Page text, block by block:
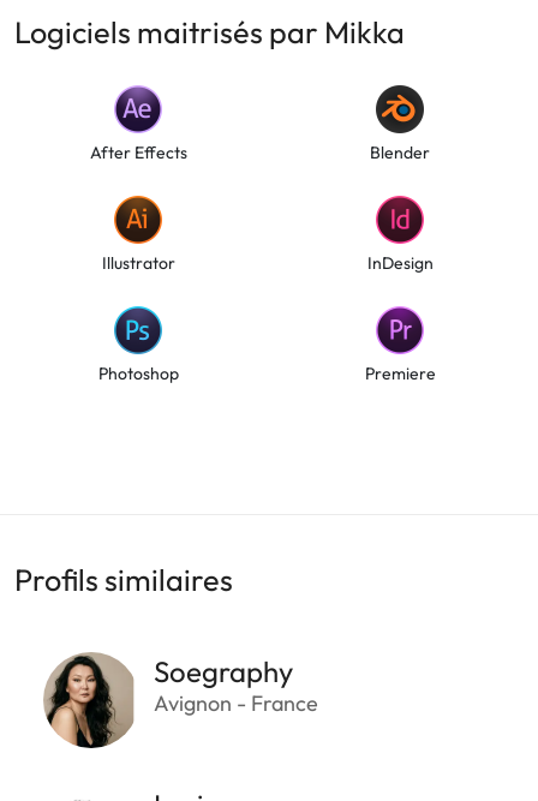
Logiciels maitrisés par Mikka
After Effects Blender
Illustrator InDesign
Photoshop Premiere
Profils similaires
Soegraphy
Avignon - France